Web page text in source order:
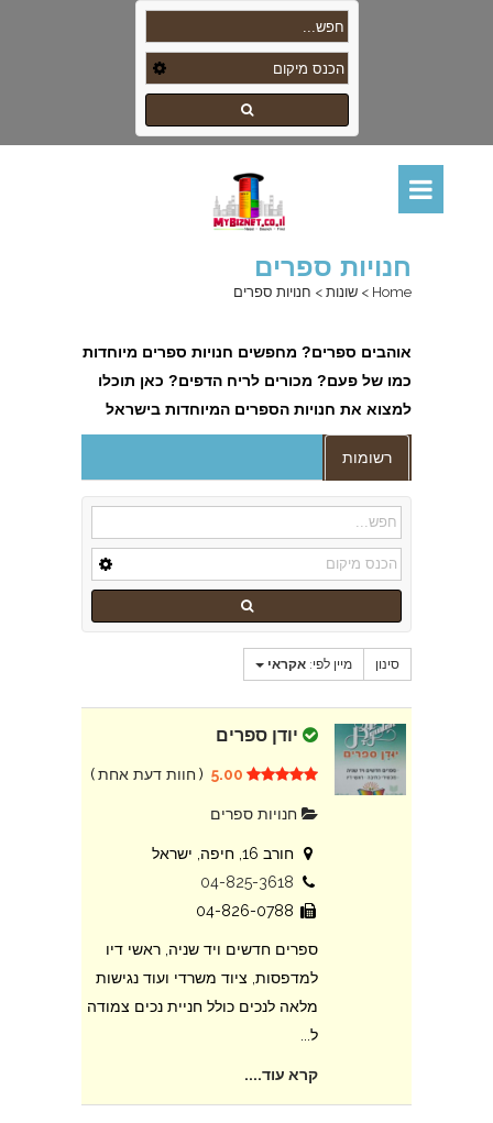
חנויות ספרים
Home
> שונות > חנויות ספרים
אוהבים ספרים? מחפשים חנויות ספרים מיוחדות
כמו של פעם? מכורים לריח הדפים? כאן תוכלו
למצוא את חנויות הספרים המיוחדות בישראל
רשומות
סינון מיין לפי: אקראי
יודן ספרים
5.00
( חוות דעת אחת)
חנויות ספרים
חורב 16, חיפה, ישראל
04-825-3618
04-826-0788
ספרים חדשים ויד שניה, ראשי דיו
למדפסות, ציוד משרדי ועוד נגישות
מלאה לנכים כולל חניית נכים צמודה
ל...
קרא עוד....